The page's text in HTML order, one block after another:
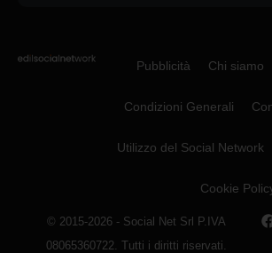
Pubblicità Chi siamo
Condizioni Generali
Utilizzo del Social Network
Cookie
© 2015-2026 - Social Net Srl P.IVA
08065360722. Tutti i diritti riservati.